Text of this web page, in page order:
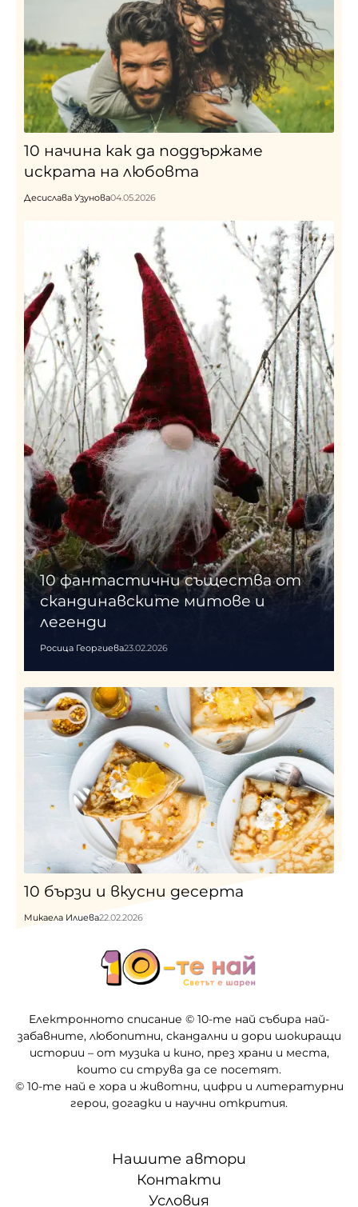
10 начина как да поддържаме
искрата на любовта
Десислава Узунова04.05.2026
10 фантастични същества от
скандинавските митове и
легенди
Росица Георгиева23.02.2026
10 бързи и вкусни десерта
Микаела Илиева22.02.2026
Електронното списание © 10-те най събира най-
забавните, любопитни, скандални и дори шокиращи
истории – от музика и кино, през храни и места,
които си струва да се посетят.
© 10-те най е хора и животни, цифри и литературни
герои, догадки и научни открития.
Нашите автори
Контакти
Условия